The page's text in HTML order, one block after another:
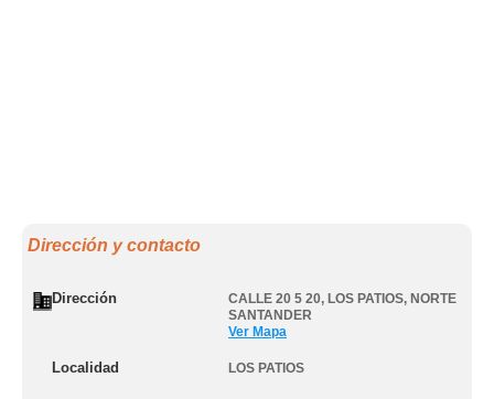
Dirección y contacto
Dirección CALLE 20 5 20, LOS PATIOS, NORTE
SANTANDER
Ver Mapa
Localidad LOS PATIOS